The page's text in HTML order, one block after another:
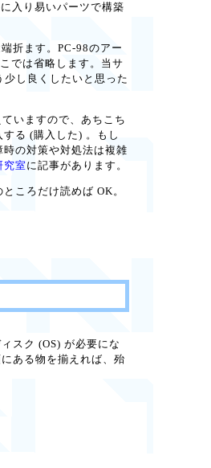
入り易いパーツで構築
折ます。PC-98のアー
では省略します。当サ
し良くしたいと思った
いますので、あちこち
る (購入した) 。もし
の対策や対処法は複雑
究室に記事があります。
ころだけ読めば OK。
スク (OS) が必要にな
ある物を揃えれば、殆